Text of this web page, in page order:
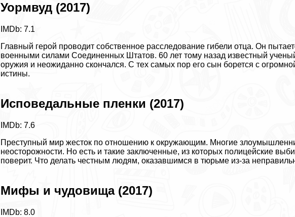
Уормвуд (2017)
IMDb: 7.1
Главный герой проводит собственное расследование гибели отца. Он
военными силами Соединенных Штатов. 60 лет тому назад известный
оружия и неожиданно скончался. С тех самых пор его сын борется с
истины.
Исповедальные пленки (2017)
IMDb: 7.6
Преступный мир жесток по отношению к окружающим. Многие
неосторожности. Но есть и такие заключенные, из которых полицейские
поверит. Что делать честным людям, оказавшимся в тюрьме из-за
Мифы и чудовища (2017)
IMDb: 8.0